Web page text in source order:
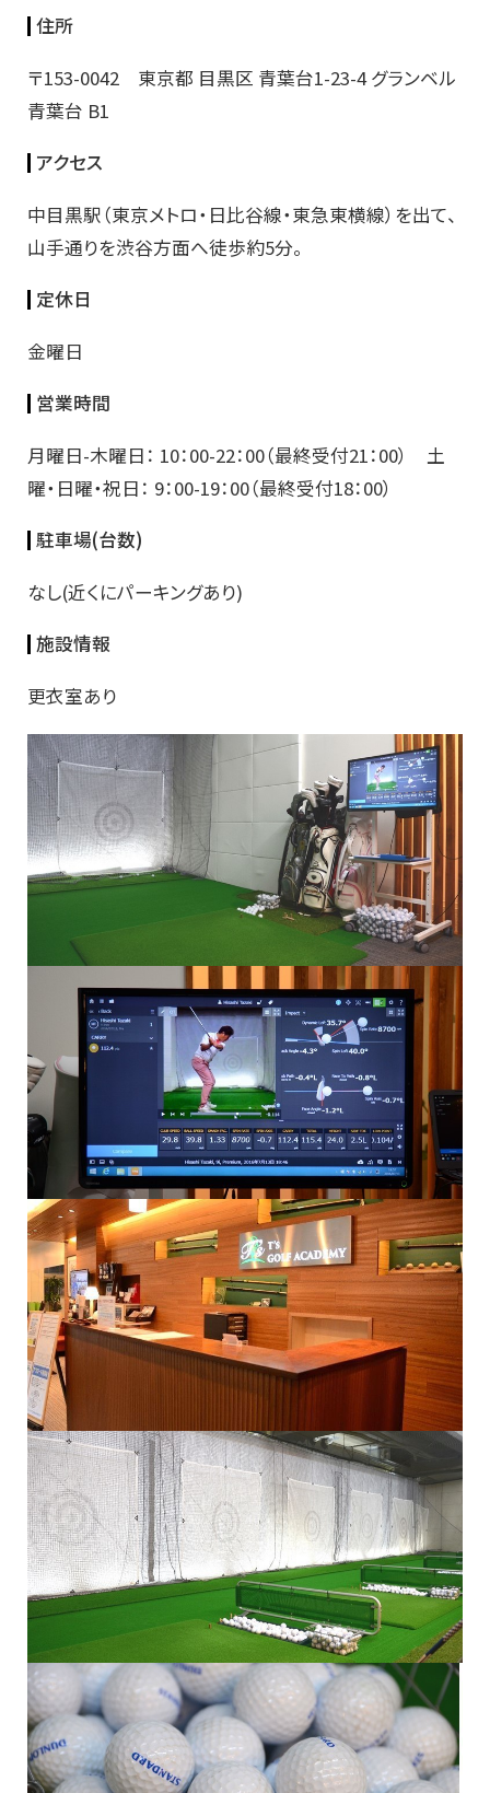
住所
〒153-0042 東京都 目黒区 青葉台1-23-4 グランベル
青葉台 B1
アクセス
中目黒駅（東京メトロ・日比谷線・東急東横線）を出て、
山手通りを渋谷方面へ徒歩約5分。
定休日
金曜日
営業時間
月曜日-木曜日： 10：00-22：00（最終受付21：00） 土
曜・日曜・祝日： 9：00-19：00（最終受付18：00）
駐車場(台数)
なし(近くにパーキングあり)
施設情報
更衣室あり